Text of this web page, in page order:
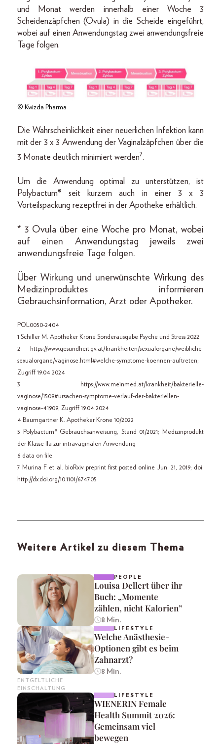
und Monat werden innerhalb einer Woche 3
Scheidenzäpfchen (Ovula) in die Scheide eingeführt,
wobei auf einen Anwendungstag zwei anwendungsfreie
Tage folgen.
© Kwizda Pharma
Die Wahrscheinlichkeit einer neuerlichen Infektion kann
mit der 3 x 3 Anwendung der Vaginalzäpfchen über die
3 Monate deutlich minimiert werden7.
Um die Anwendung optimal zu unterstützen, ist
Polybactum® seit kurzem auch in einer 3 x 3
Vorteilspackung rezeptfrei in der Apotheke erhältlich.
* 3 Ovula über eine Woche pro Monat, wobei
auf einen Anwendungstag jeweils zwei
anwendungsfreie Tage folgen.
Über Wirkung und unerwünschte Wirkung des
Medizinproduktes informieren
Gebrauchsinformation, Arzt oder Apotheker.
POL0050-2404
1 Schiller M. Apotheker Krone Sonderausgabe Psyche und Stress 2022
2 https://www.gesundheit.gv.at/krankheiten/sexualorgane/weibliche-
sexualorgane/vaginose.html#welche-symptome-koennen-auftreten;
Zugriff 19.04.2024
3 https://www.meinmed.at/krankheit/bakterielle-
vaginose/1509#ursachen-symptome-verlauf-der-bakteriellen-
vaginose-41909; Zugriff 19.04.2024
4 Baumgartner K. Apotheker Krone 10/2022
5 Polybactum® Gebrauchsanweisung, Stand 01/2021; Medizinprodukt
der Klasse IIa zur intravaginalen Anwendung
6 data on file
7 Murina F et al. bioRxiv preprint first posted online Jun. 21, 2019; doi:
http://dx.doi.org/10.1101/674705
Weitere Artikel zu diesem Thema
PEOPLE
Louisa Dellert über ihr
Buch: „Momente
zählen, nicht Kalorien”
8 Min.
ENTGELTLICHE
EINSCHALTUNG
LIFESTYLE
Welche Anästhesie-
Optionen gibt es beim
Zahnarzt?
8 Min.
LIFESTYLE
WIENERIN Female
Health Summit 2026:
Gemeinsam viel
bewegen